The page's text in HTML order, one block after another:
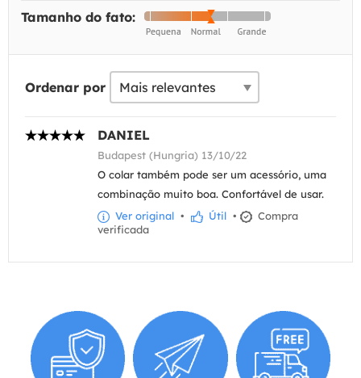
Tamanho do fato:
Ordenar por
DANIEL
Budapest (Hungria) 13/10/22
O colar também pode ser um acessório, uma
combinação muito boa. Confortável de usar.
Ver original • Útil •
Compra
verificada